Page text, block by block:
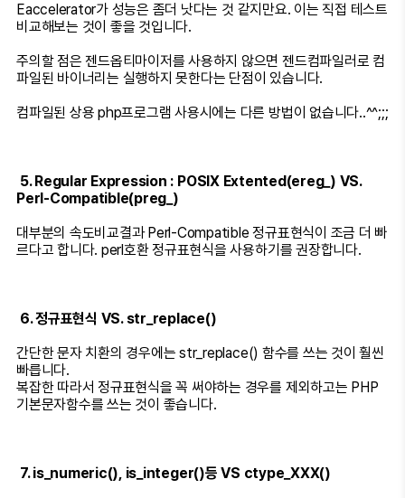
Eaccelerator가 성능은 좀더 낫다는 것 같지만요. 이는 직접 테스트
비교해보는 것이 좋을 것입니다.
주의할 점은 젠드옵티마이저를 사용하지 않으면 젠드컴파일러로 컴
파일된 바이너리는 실행하지 못한다는 단점이 있습니다.
컴파일된 상용 php프로그램 사용시에는 다른 방법이 없습니다..^^;;;
5. Regular Expression : POSIX Extented(ereg_) VS.
Perl-Compatible(preg_)
대부분의 속도비교결과 Perl-Compatible 정규표현식이 조금 더 빠
르다고 합니다. perl호환 정규표현식을 사용하기를 권장합니다.
6. 정규표현식 VS. str_replace()
간단한 문자 치환의 경우에는 str_replace() 함수를 쓰는 것이 훨씬
빠릅니다.
복잡한 따라서 정규표현식을 꼭 써야하는 경우를 제외하고는 PHP
기본문자함수를 쓰는 것이 좋습니다.
7. is_numeric(), is_integer()등 VS ctype_XXX()